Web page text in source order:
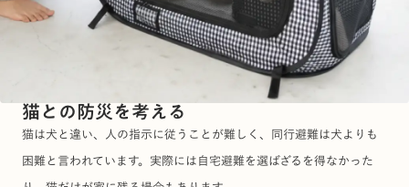
猫との防災を考える
猫は犬と違い、人の指示に従うことが難しく、同行避難は犬よりも
困難と言われています。実際には自宅避難を選ばざるを得なかった